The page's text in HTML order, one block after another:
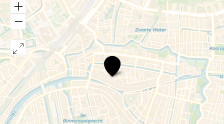
Body
Futures